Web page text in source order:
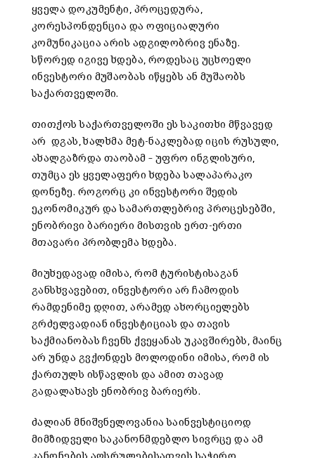
ყველა დოკუმენტი, პროცედურა,
კორესპონდენცია და ოფიციალური
კომუნიკაცია არის ადგილობრივ ენაზე.
სწორედ იგივე ხდება, როდესაც უცხოელი
ინვესტორი მუშაობას იწყებს ან მუშაობს
საქართველოში.
თითქოს საქართველოში ეს საკითხი მწვავედ
არ დგას, ხალხმა მეტ-ნაკლებად იცის რუსული,
ახალგაზრდა თაობამ – უფრო ინგლისური,
თუმცა ეს ყველაფერი ხდება სალაპარაკო
დონეზე. როგორც კი ინვესტორი შედის
ეკონომიკურ და სამართლებრივ პროცესებში,
ენობრივი ბარიერი მისთვის ერთ-ერთი
მთავარი პრობლემა ხდება.
მიუხედავად იმისა, რომ ტურისტისაგან
განსხვავებით, ინვესტორი არ ჩამოდის
რამდენიმე დღით, არამედ ახორციელებს
გრძელვადიან ინვესტიციას და თავის
საქმიანობას ჩვენს ქვეყანას უკავშირებს, მაინც
არ უნდა გვქონდეს მოლოდინი იმისა, რომ ის
ქართულს ისწავლის და ამით თავად
გადალახავს ენობრივ ბარიერს.
ძალიან მნიშვნელოვანია საინვესტიციოდ
მიმზიდველი საკანონმდებლო სივრცე და ამ